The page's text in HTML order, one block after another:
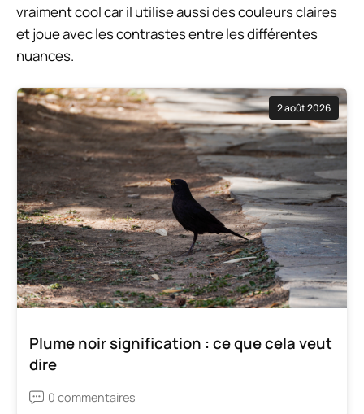
vraiment cool car il utilise aussi des couleurs claires
et joue avec les contrastes entre les différentes
nuances.
2 août 2026
Plume noir signification : ce que cela veut
dire
0 commentaires